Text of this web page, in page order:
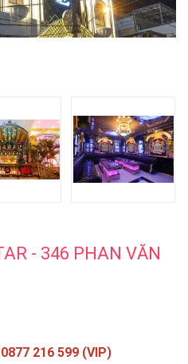
- 346 PHAN VĂN
216 599 (VIP)